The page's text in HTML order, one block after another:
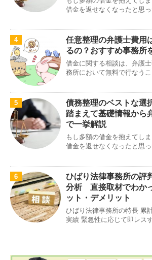
借金を返せなくなったと思っ
4
任意整理の弁護士費用
るの？おすすめ事務所
借金に関する相談は、弁護
務所において無料で行なうこ
5
債務整理のベストな選
踏まえて基礎情報から
で一挙解説
もし多額の借金を抱えてし
借金を返せなくなったと思っ
6
ひばり法律事務所の評
分析 直接取材でわか
ット・デメリット
ひばり法律事務所の特長 累
実績 緊急性に応じて即レス